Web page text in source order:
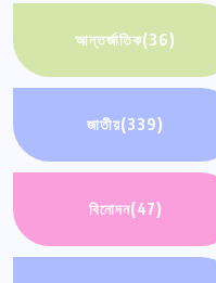
আন্তর্জাতিক(36)
জাতীয়(339)
বিনোদন(47)